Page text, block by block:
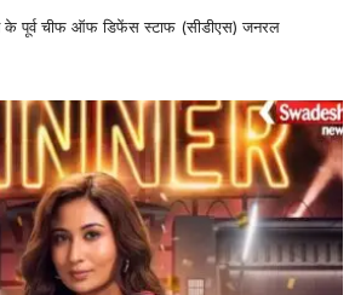
पूर्व चीफ ऑफ डिफेंस स्टाफ (सीडीएस) जनरल